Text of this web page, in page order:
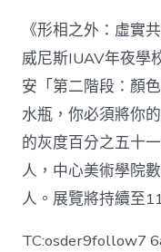
《形相之外：虛
威尼斯IUAV年夜學
安「第二階段：顏
水瓶，你必須將你
的灰度百分之五十
人，中心美術學院
人。展覽將持續至
TC:osder9follow7